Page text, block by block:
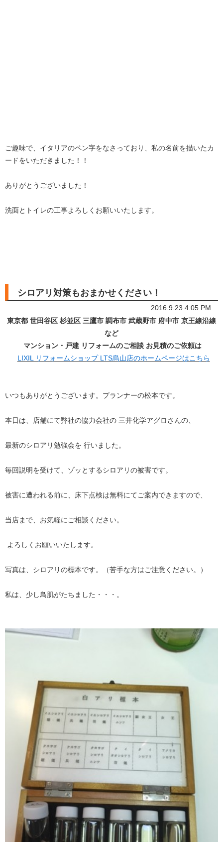
ご趣味で、イタリアのペン字をなさっており、私の名前を描いたカ
ードをいただきました！！
ありがとうございました！
洗面とトイレの工事よろしくお願いいたします。
シロアリ対策もおまかせください！
2016.9.23 4:05 PM
東京都 世田谷区 杉並区 三鷹市 調布市 武蔵野市 府中市 京王線沿線
など
マンション・戸建 リフォームのご相談 お見積のご依頼は
LIXIL リフォームショップ LTS烏山店のホームページはこちら
いつもありがとうございます。プランナーの松本です。
本日は、店舗にて弊社の協力会社の 三井化学アグロさんの、
最新のシロアリ勉強会を 行いました。
毎回説明を受けて、ゾッとするシロアリの被害です。
被害に遭われる前に、床下点検は無料にてご案内できますので、
当店まで、お気軽にご相談ください。
よろしくお願いいたします。
写真は、シロアリの標本です。（苦手な方はご注意ください。）
私は、少し鳥肌がたちました・・・。